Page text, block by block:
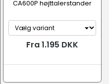
CA600P højttalerstander
Fra 1.195 DKK